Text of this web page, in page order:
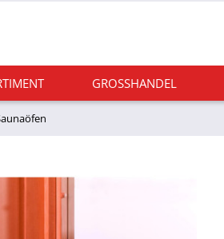
GROSSHANDEL